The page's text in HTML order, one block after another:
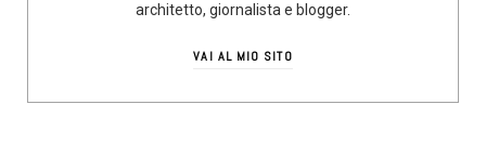
architetto, giornalista e blogger.
VAI AL MIO SITO